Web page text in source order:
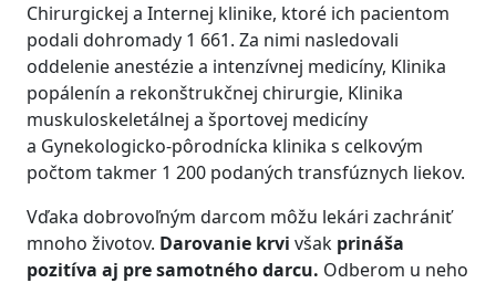
Chirurgickej a Internej klinike, ktoré ich pacientom
podali dohromady 1 661. Za nimi nasledovali
oddelenie anestézie a intenzívnej medicíny, Klinika
popálenín a rekonštrukčnej chirurgie, Klinika
muskuloskeletálnej a športovej medicíny
a Gynekologicko-pôrodnícka klinika s celkovým
počtom takmer 1 200 podaných transfúznych liekov.
Vďaka dobrovoľným darcom môžu lekári zachrániť
mnoho životov. Darovanie krvi však prináša
pozitíva aj pre samotného darcu. Odberom u neho